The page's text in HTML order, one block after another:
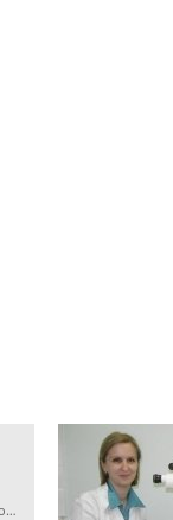
Детская клиника, Медицинская лаборатория, Гинекология